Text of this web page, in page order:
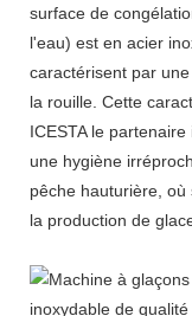
surface de
l'eau) est en acier
caractérisent par
la rouille. Cette
ICESTA le
une hygiène
pêche hauturière,
la production de